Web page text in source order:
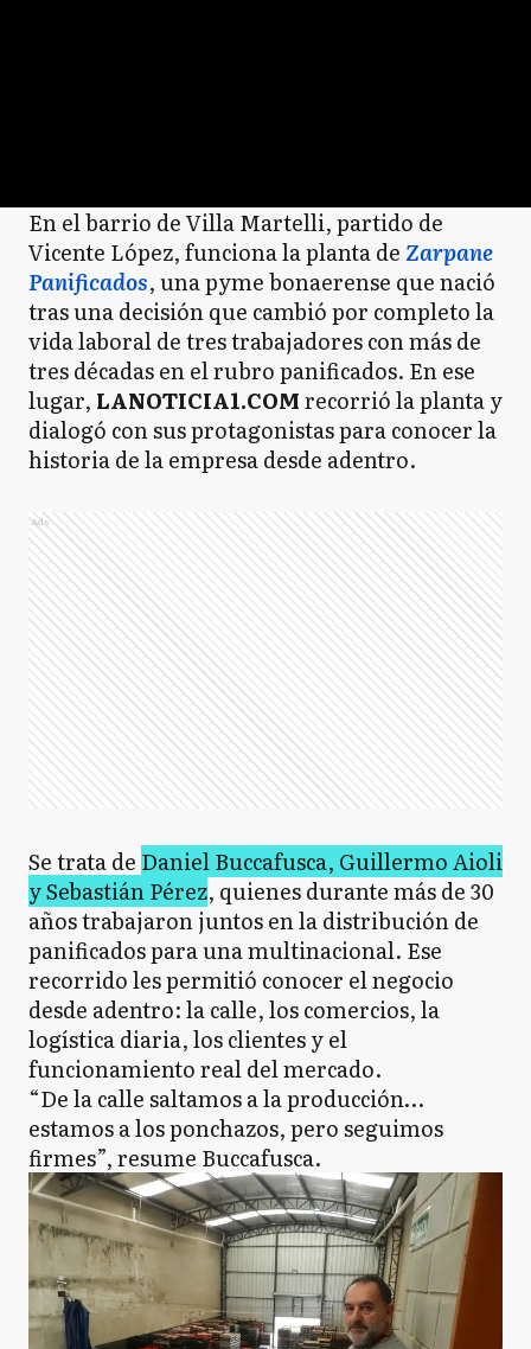
En el barrio de Villa Martelli, partido de
Vicente López, funciona la planta de Zarpane
Panificados, una pyme bonaerense que nació
tras una decisión que cambió por completo la
vida laboral de tres trabajadores con más de
tres décadas en el rubro panificados. En ese
lugar, LANOTICIA1.COMrecorrió la planta y
dialogó con sus protagonistas para conocer la
historia de la empresa desde adentro.
Ads
Se trata de Daniel Buccafusca, Guillermo Aioli
y Sebastián Pérez, quienes durante más de 30
años trabajaron juntos en la distribución de
panificados para una multinacional. Ese
recorrido les permitió conocer el negocio
desde adentro: la calle, los comercios, la
logística diaria, los clientes y el
funcionamiento real del mercado.
“De la calle saltamos a la producción…
estamos a los ponchazos, pero seguimos
firmes”, resume Buccafusca.